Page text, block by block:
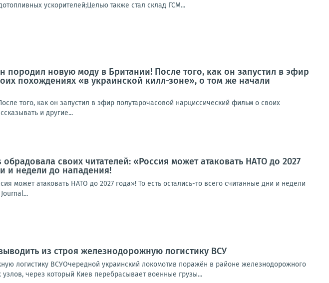
ускорителей;Целью также стал склад ГСМ...
новую моду в Британии! После того, как он запустил в эфир
похождениях «в украинской килл-зоне», о том же начали
того, как он запустил в эфир полутарочасовой нарциссический фильм о своих
и другие...
своих читателей: «Россия может атаковать НАТО до 2027
и недели до нападения!
может атаковать НАТО до 2027 года»! То есть остались-то всего считанные дни и недели
из строя железнодорожную логистику ВСУ
логистику ВСУОчередной украинский локомотив поражён в районе железнодорожного
через который Киев перебрасывает военные грузы...